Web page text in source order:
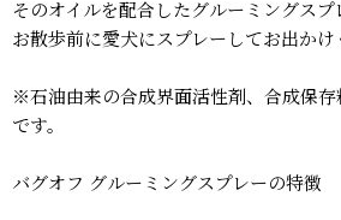
そのオイルを配合したグルーミングスプ
お散歩前に愛犬にスプレーしてお出かけ
※石油由来の合成界面活性剤、合成保
です。
バグオフ グルーミングスプレーの特徴